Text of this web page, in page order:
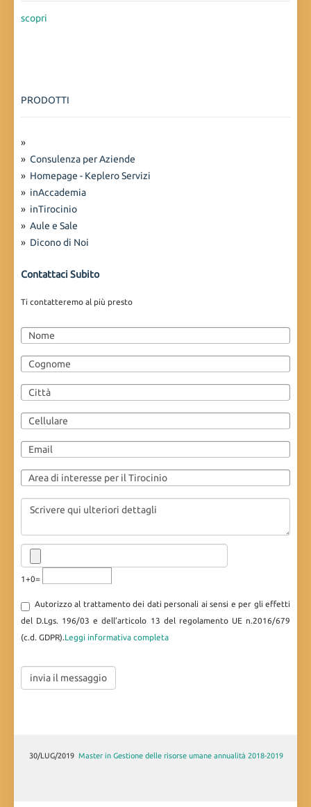
scopri
PRODOTTI
»
» Consulenza per Aziende
» Homepage - Keplero Servizi
» inAccademia
» inTirocinio
» Aule e Sale
» Dicono di Noi
Contattaci Subito
Ti contatteremo al più presto
1+0=
Autorizzo al trattamento dei dati personali ai sensi e per gli effetti
del D.Lgs. 196/03 e dell’articolo 13 del regolamento UE n.2016/679
(c.d. GDPR).Leggi informativa completa
30/LUG/2019 Master in Gestione delle risorse umane annualità 2018-2019